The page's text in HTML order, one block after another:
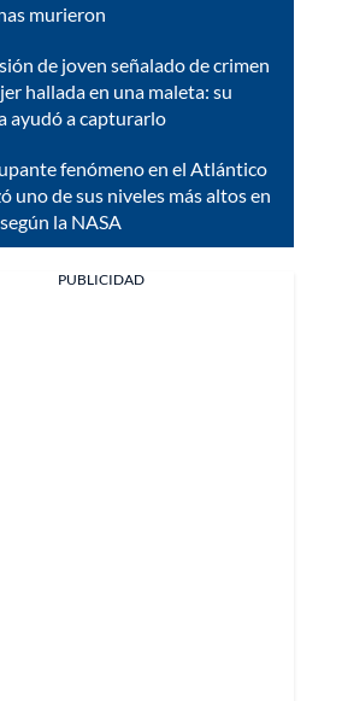
murieron
de joven señalado de crimen
hallada en una maleta: su
ayudó a capturarlo
fenómeno en el Atlántico
uno de sus niveles más altos en
la NASA
PUBLICIDAD